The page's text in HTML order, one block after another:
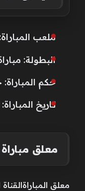
ملعب
البطولة:
حكم
تاريخ المباراة:
معلق مباراة